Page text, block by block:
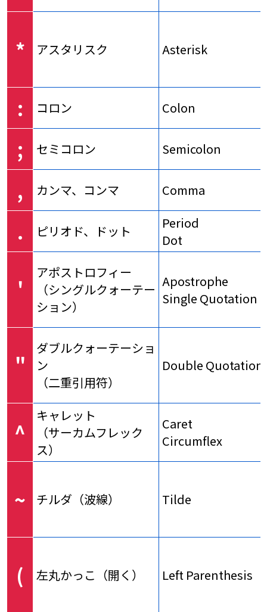
* アスタリスク Asterisk
: コロン Colon
; セミコロン Semicolon
, カンマ、コンマ Comma
. ピリオド、ドット
Period
Dot
'
アポストロフィー
（シングルクォーテー
ション）
Apostrophe
Single Quotation
"
ダブルクォーテーショ
ン
（二重引用符）
Double Quotation
^
キャレット
（サーカムフレック
ス）
Caret
Circumflex
~ チルダ（波線） Tilde
( 左丸かっこ（開く） Left Parenthesis